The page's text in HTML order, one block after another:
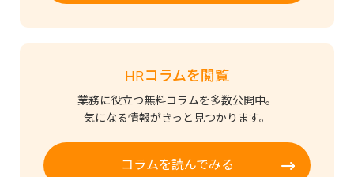
HRコラムを閲覧
業務に役立つ無料コラムを多数公開中。
気になる情報がきっと見つかります。
コラムを読んでみる